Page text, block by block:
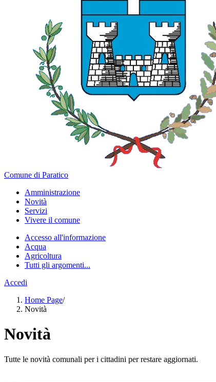
Comune di Paratico
Amministrazione
Novità
Servizi
Vivere il comune
Accesso all'informazione
Acqua
Agricoltura
Tutti gli argomenti...
Accedi
Home Page/
Novità
Novità
Tutte le novità comunali per i cittadini per restare aggiornati.